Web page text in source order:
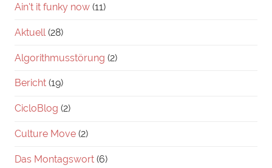
Ain't it funky now (11)
Aktuell (28)
Algorithmusstörung (2)
Bericht (19)
CicloBlog (2)
Culture Move (2)
Das Montagswort (6)